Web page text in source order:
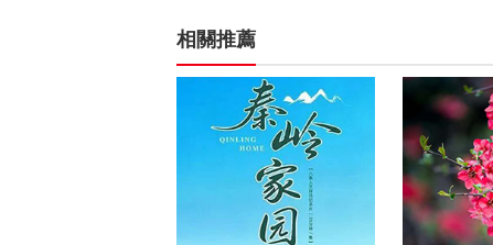
相關推薦